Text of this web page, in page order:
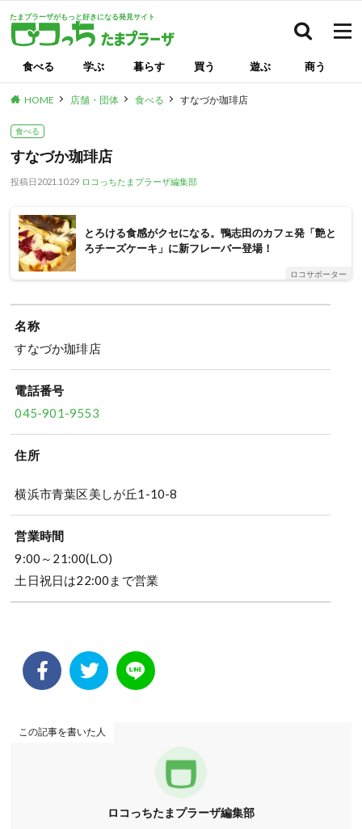
たまプラーザがもっと好きになる発見サイト
食べる 学ぶ 暮らす 買う 遊ぶ 商う
HOME 店舗・団体 食べる すなづか珈琲店
食べる
すなづか珈琲店
投稿日 2021.10.29 ロコっちたまプラーザ編集部
とろける食感がクセになる。鴨志田のカフェ発「艶と
ろチーズケーキ」に新フレーバー登場！
ロコサポーター
名称
すなづか珈琲店
電話番号
045-901-9553
住所
横浜市青葉区美しが丘1-10-8
営業時間
9:00～21:00(L.O)
土日祝日は22:00まで営業
この記事を書いた人
ロコっちたまプラーザ編集部